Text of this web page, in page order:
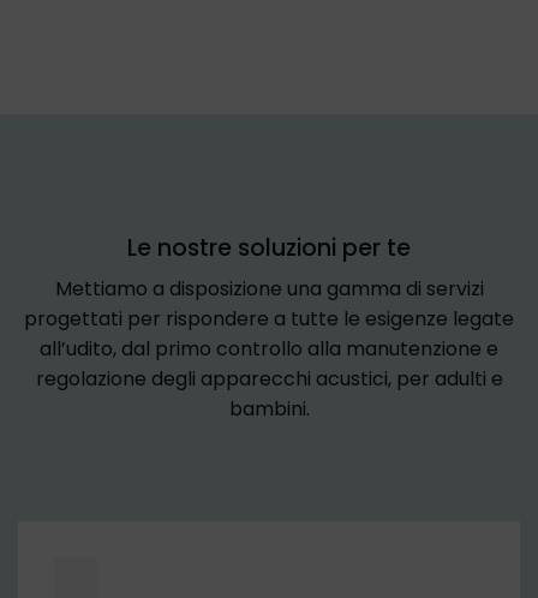
Le nostre soluzioni per te
Mettiamo a disposizione una gamma di servizi
progettati per rispondere a tutte le esigenze legate
all’udito, dal primo controllo alla manutenzione e
regolazione degli apparecchi acustici, per adulti e
bambini.